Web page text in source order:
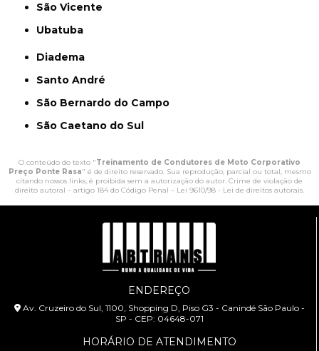
São Vicente
Ubatuba
Diadema
Santo André
São Bernardo do Campo
São Caetano do Sul
O conteúdo do texto "Treinamento de Condutores de Moto Corporativo
Preço Ponte Rasa" é de direito reservado. Sua reprodução, parcial ou total, mesmo
citando nossos links, é proibida sem a autorização do autor. Crime de violação de
direito autoral – artigo 184 do Código Penal – Lei 9610/98 - Lei de direitos autorais.
ENDEREÇO
Av. Cruzeiro do Sul, 1100, Shopping D, Piso G3 - Canindé São Paulo -
SP - CEP: 04648-071
HORÁRIO DE ATENDIMENTO